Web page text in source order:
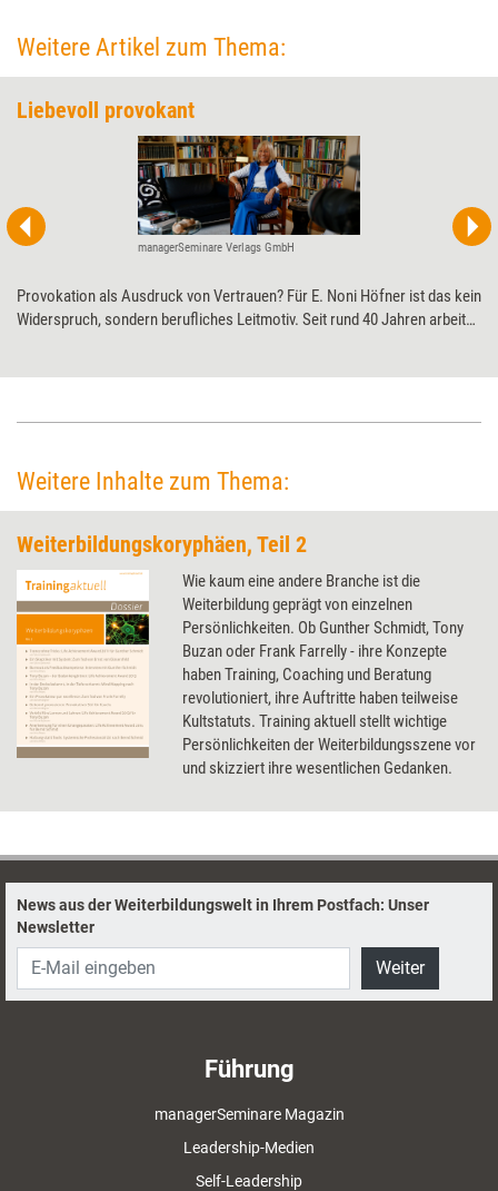
Weitere Artikel zum Thema:
Liebevoll provokant
managerSeminare Verlags GmbH
Provokation als Ausdruck von Vertrauen? Für E. Noni Höfner ist das kein
Widerspruch, sondern berufliches Leitmotiv. Seit rund 40 Jahren arbeitet
Weitere Inhalte zum Thema:
Weiterbildungskoryphäen, Teil 2
Wie kaum eine andere Branche ist die
Weiterbildung geprägt von einzelnen
Persönlichkeiten. Ob Gunther Schmidt, Tony
Buzan oder Frank Farrelly - ihre Konzepte
haben Training, Coaching und Beratung
revolutioniert, ihre Auftritte haben teilweise
Kultstatuts. Training aktuell stellt wichtige
Persönlichkeiten der Weiterbildungsszene vor
und skizziert ihre wesentlichen Gedanken.
News aus der Weiterbildungswelt in Ihrem Postfach: Unser
Newsletter
Weiter
Führung
managerSeminare Magazin
Leadership-Medien
Self-Leadership